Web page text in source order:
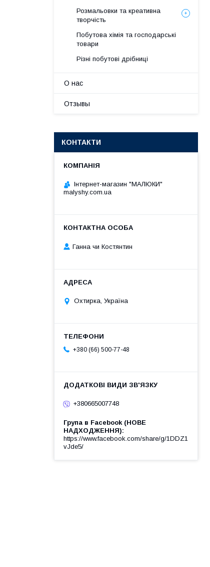
Розмальовки та креативна
творчість
Побутова хімія та господарські
товари
Різні побутові дрібниці
О нас
Отзывы
КОНТАКТИ
Інтернет-магазин "МАЛЮКИ"
malyshy.com.ua
Ганна чи Костянтин
Охтирка, Україна
+380 (66) 500-77-48
+380665007748
Група в Facebook (НОВЕ
НАДХОДЖЕННЯ)
https://www.facebook.com/share/g/1DDZ1
vJde5/